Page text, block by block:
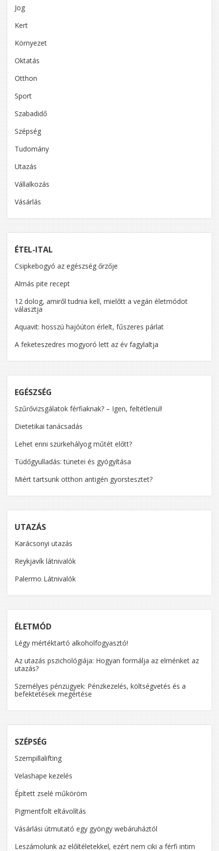
Jog
Kert
Környezet
Oktatás
Otthon
Sport
Szabadidő
Szépség
Tudomány
Utazás
Vállalkozás
Vásárlás
ÉTEL-ITAL
Csipkebogyó az egészség őrzője
Almás pite recept
12 dolog, amiről tudnia kell, mielőtt a vegán életmódot
választja
Aquavit: hosszú hajóúton érlelt, fűszeres párlat
A feketeszedres mogyoró lett az év fagylaltja
EGÉSZSÉG
Szűrővizsgálatok férfiaknak? – Igen, feltétlenül!
Dietetikai tanácsadás
Lehet enni szürkehályog műtét előtt?
Tüdőgyulladás: tünetei és gyógyítása
Miért tartsunk otthon antigén gyorstesztet?
UTAZÁS
Karácsonyi utazás
Reykjavík látnivalók
Palermo Látnivalók
ÉLETMÓD
Légy mértéktartó alkoholfogyasztó!
Az utazás pszichológiája: Hogyan formálja az elménket az
utazás?
Személyes pénzügyek: Pénzkezelés, költségvetés és a
befektetések megértése
SZÉPSÉG
Szempillalifting
Velashape kezelés
Épített zselé műköröm
Pigmentfolt eltávolítás
Vásárlási útmutató egy gyöngy webáruháztól
Leszámolunk az előítéletekkel, ezért nem ciki a férfi intim